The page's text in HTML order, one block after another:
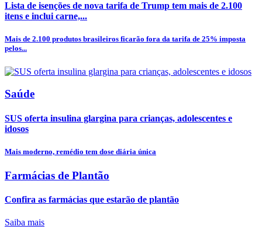
Lista de isenções de nova tarifa de Trump tem mais de 2.100
itens e inclui carne,...
Mais de 2.100 produtos brasileiros ficarão fora da tarifa de 25% imposta
pelos...
Saúde
SUS oferta insulina glargina para crianças, adolescentes e
idosos
Mais moderno, remédio tem dose diária única
Farmácias de Plantão
Confira as farmácias que estarão de plantão
Saiba mais